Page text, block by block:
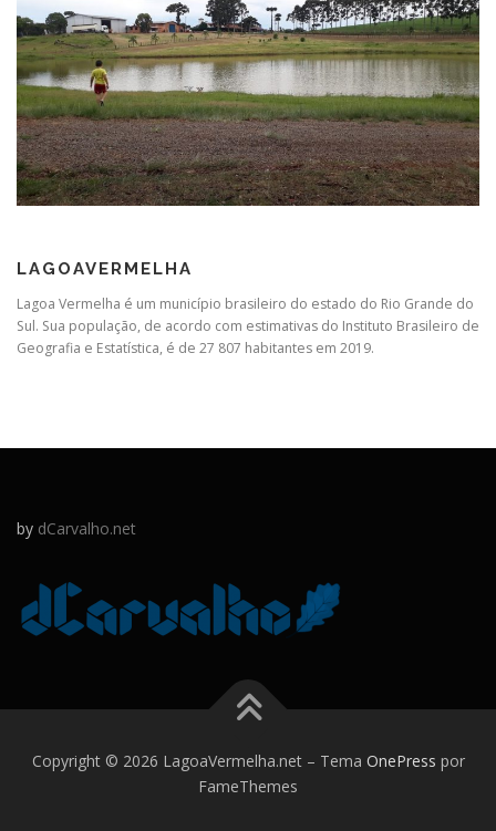
LAGOAVERMELHA
Lagoa Vermelha é um município brasileiro do estado do Rio Grande do
Sul. Sua população, de acordo com estimativas do Instituto Brasileiro de
Geografia e Estatística, é de 27 807 habitantes em 2019.
by dCarvalho.net
Copyright © 2026 LagoaVermelha.net – Tema OnePress por
FameThemes